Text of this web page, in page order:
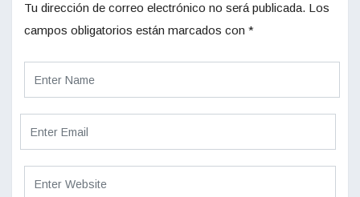
Tu dirección de correo electrónico no será publicada. Los
campos obligatorios están marcados con *